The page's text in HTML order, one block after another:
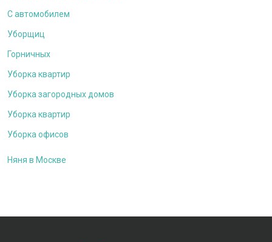
С автомобилем
Уборщиц
Горничных
Уборка квартир
Уборка загородных домов
Уборка квартир
Уборка офисов
Няня в Москве